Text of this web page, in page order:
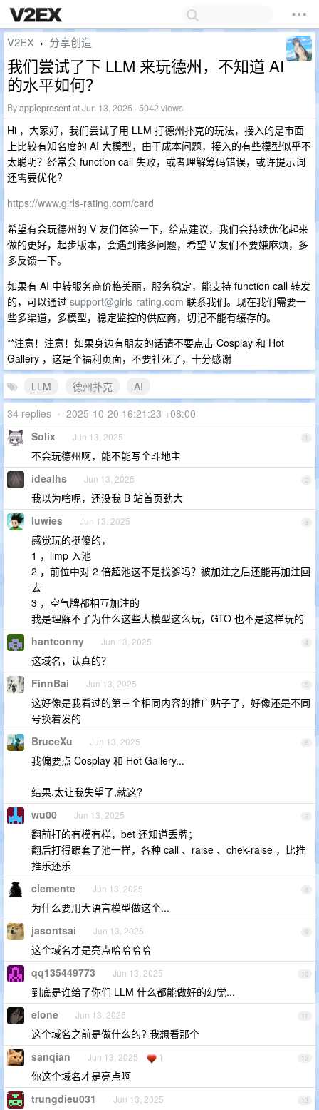
V2EX › 分享创造
我们尝试了下 LLM 来玩德州，不知道 AI
的水平如何？
Byapplepresentat Jun 13, 2025 · 5042 views
Hi ，大家好，我们尝试了用 LLM 打德州扑克的玩法，接入的是市面
上比较有知名度的 AI 大模型，由于成本问题，接入的有些模型似乎不
太聪明？经常会 function call 失败，或者理解筹码错误，或许提示词
还需要优化?
https://www.girls-rating.com/card
希望有会玩德州的 V 友们体验一下，给点建议，我们会持续优化起来
做的更好，起步版本，会遇到诸多问题，希望 V 友们不要嫌麻烦，多
多反馈一下。
如果有 AI 中转服务商价格美丽，服务稳定，能支持 function call 转发
的，可以通过 support@girls-rating.com 联系我们。现在我们需要一
些多渠道，多模型，稳定监控的供应商，切记不能有缓存的。
**注意！注意！如果身边有朋友的话请不要点击 Cosplay 和 Hot
Gallery ，这是个福利页面，不要社死了，十分感谢
LLM
德州扑克
AI
34 replies • 2025-10-20 16:21:23 +08:00
1
Solix Jun 13, 2025
不会玩德州啊，能不能写个斗地主
2
idealhs Jun 13, 2025
我以为啥呢，还没我 B 站首页劲大
3
luwies Jun 13, 2025
感觉玩的挺傻的，
1 ，limp 入池
2 ，前位中对 2 倍超池这不是找爹吗？被加注之后还能再加注回
去
3 ，空气牌都相互加注的
我是理解不了为什么这些大模型这么玩，GTO 也不是这样玩的
4
hantconny Jun 13, 2025
这域名，认真的？
5
FinnBai Jun 13, 2025
这好像是我看过的第三个相同内容的推广贴子了，好像还是不同
号换着发的
6
BruceXu Jun 13, 2025
我偏要点 Cosplay 和 Hot Gallery...
结果,太让我失望了,就这?
7
wu00 Jun 13, 2025
翻前打的有模有样，bet 还知道丢牌；
翻后打得跟套了池一样，各种 call 、raise 、chek-raise ，比推
推乐还乐
8
clemente Jun 13, 2025
为什么要用大语言模型做这个...
9
jasontsai Jun 13, 2025
这个域名才是亮点哈哈哈哈
10
qq135449773 Jun 13, 2025
到底是谁给了你们 LLM 什么都能做好的幻觉...
11
elone Jun 13, 2025
这个域名之前是做什么的? 我想看那个
12
sanqian Jun 13, 2025 1
你这个域名才是亮点啊
13
trungdieu031 Jun 13, 2025